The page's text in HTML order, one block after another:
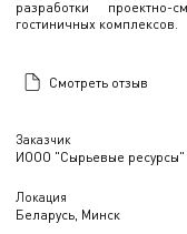
Заказчик
ИООО "Сырьевые ресурсы"
Локация
Беларусь, Минск
разработки проектно-
гостиничных комплексов.
Смотреть отзыв